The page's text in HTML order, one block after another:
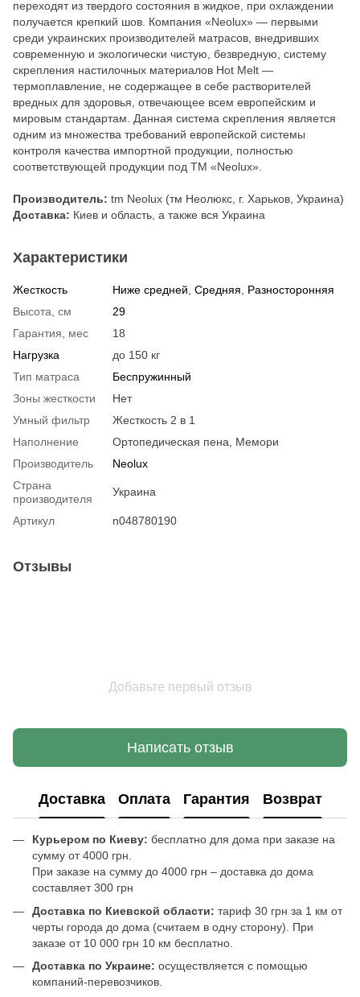
переходят из твердого состояния в жидкое, при охлаждении
получается крепкий шов. Компания «Neolux» — первыми
среди украинских производителей матрасов, внедривших
современную и экологически чистую, безвредную, систему
скрепления настилочных материалов Hot Melt —
термоплавление, не содержащее в себе растворителей
вредных для здоровья, отвечающее всем европейским и
мировым стандартам. Данная система скрепления является
одним из множества требований европейской системы
контроля качества импортной продукции, полностью
соответствующей продукции под ТМ «Neolux».
Производитель: tm Neolux (тм Неолюкс, г. Харьков, Украина)
Доставка: Киев и область, а также вся Украина
Характеристики
Жесткость Ниже средней Средняя
Разносторонняя
Высота, см
29
Гарантия, мес
18
Нагрузка
до 150 кг
Тип матраса
Беспружинный
Зоны жесткости
Нет
Умный фильтр
Жесткость 2 в 1
Наполнение
Ортопедическая пена, Мемори
Производитель
Neolux
Страна
производителя
Украина
Артикул n048780190
Отзывы
Добавьте первый отзыв
Написать отзыв
Доставка Оплата Гарантия Возврат
Курьером по Киеву: бесплатно для дома при заказе на
сумму от 4000 грн.
При заказе на сумму до 4000 грн – доставка до дома
составляет 300 грн
Доставка по Киевской области: тариф 30 грн за 1 км от
черты города до дома (считаем в одну сторону). При
заказе от 10 000 грн 10 км бесплатно.
Доставка по Украине: осуществляется с помощью
компаний-перевозчиков.